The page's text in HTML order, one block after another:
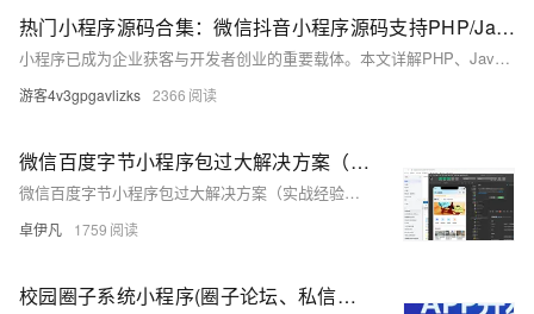
热门小程序源码合集：微信抖音小程序源码支持PHP/Java/uni-app完整项目实践指南
小程序已成为企业获客与开发者创业的重要载体。本文详解PHP、Java、uni-app三大技术栈在电商、工具、服务类小程序中的源码应用，提供从开发到部署的全流程指南，并分享选型避坑与商业化落地策略，助力开发者高效构建稳定可扩展项目。
游客4v3gpgavlizks 2366
微信百度字节小程序包过大解决方案（实战经验总结）-优雅草卓伊凡|果果|小无
微信百度字节小程序包过大解决方案（实战经验总结）-优雅草卓伊凡|果果|小无
卓伊凡 1759
校园圈子系统小程序(圈子论坛、私信聊天、资料共享、二手交易、兼职，跑腿)开源码开发/微信公众号、小程序、H5多端账号同步/搭建多城市的综合社交生活平台